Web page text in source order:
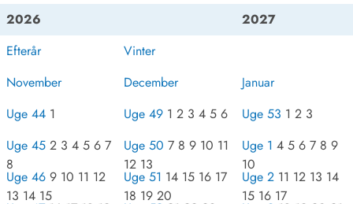
2026
Efterår
November
Uge 44 1
Uge 45 2 3 4 5 6 7
8
Uge 46 9 10 11 12
13 14 15
Vinter
December
Uge 49 1 2 3 4 5 6
Uge 50 7 8 9 10 11
12 13
Uge 51 14 15 16 17
18 19 20
2027
Januar
Uge 53 1 2 3
Uge 1 4 5 6 7 8 9
10
Uge 2 11 12 13 14
15 16 17